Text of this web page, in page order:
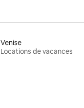
Venise
Locations de vacances